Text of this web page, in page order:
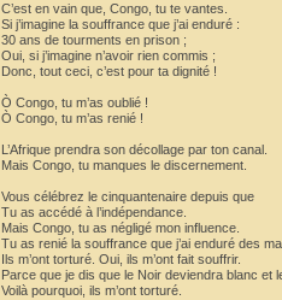
C’est en vain que, Congo, tu te vantes.
Si j’imagine la souffrance que j’ai enduré :
30 ans de tourments en prison ;
Oui, si j’imagine n’avoir rien commis ;
Donc, tout ceci, c’est pour ta dignité !
Ò Congo, tu m’as oublié !
Ò Congo, tu m’as renié !
L’Afrique prendra son décollage par ton canal.
Mais Congo, tu manques le discernement.
Vous célébrez le cinquantenaire depuis que
Tu as accédé à l’indépendance.
Mais Congo, tu as négligé mon influence.
Tu as renié la souffrance que j’ai enduré des
Ils m’ont torturé. Oui, ils m’ont fait souffrir.
Parce que je dis que le Noir deviendra blanc et
Voilà pourquoi, ils m’ont torturé.